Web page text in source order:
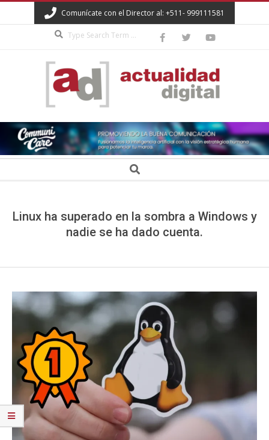
to
Comunícate con el Director al: +511- 999111581
ACTUALIDAD
DIGITAL Search
Linux ha superado en la sombra a Windows y
nadie se ha dado cuenta.